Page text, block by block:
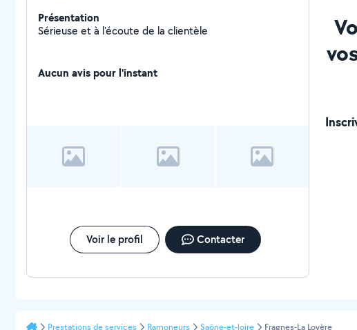
Présentation
Sérieuse et à l'écoute de la clientèle
Aucun avis pour l'instant
Voir le profil Contacter
Prestations de services Ramoneurs Saône-et-loire Fragnes-La Loyère